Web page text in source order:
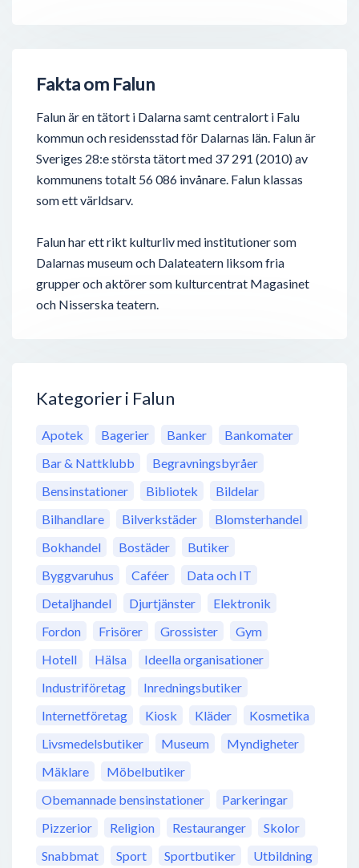
Fakta om Falun
Falun är en tätort i Dalarna samt centralort i Falu
kommun och residensstad för Dalarnas län. Falun är
Sveriges 28:e största tätort med 37 291 (2010) av
kommunens totalt 56 086 invånare. Falun klassas
som ett världsarv.
Falun har ett rikt kulturliv med institutioner som
Dalarnas museum och Dalateatern liksom fria
grupper och aktörer som kulturcentrat Magasinet
och Nisserska teatern.
Kategorier i Falun
Apotek Bagerier Banker
Bankomater
Bar & Nattklubb
Begravningsbyråer
Bensinstationer
Bibliotek
Bildelar
Bilhandlare
Bilverkstäder
Blomsterhandel
Bokhandel
Bostäder
Butiker
Byggvaruhus
Caféer
Data och IT
Detaljhandel
Djurtjänster
Elektronik
Fordon
Frisörer Grossister
Gym
Hotell
Hälsa
Ideella organisationer
Industriföretag
Inredningsbutiker
Internetföretag
Kiosk Kläder
Kosmetika
Livsmedelsbutiker
Museum
Myndigheter
Mäklare
Möbelbutiker
Obemannade bensinstationer
Parkeringar
Pizzerior
Religion Restauranger
Skolor
Snabbmat
Sport Sportbutiker
Utbildning